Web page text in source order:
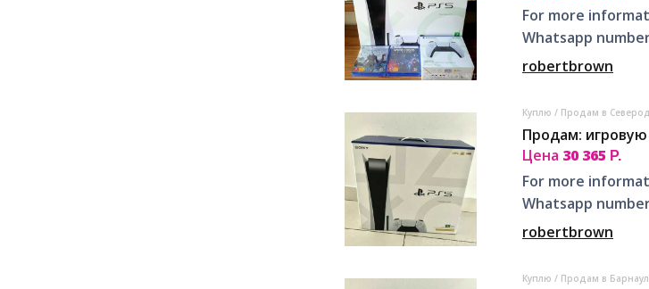
For more
Whatsapp
robertbrown
Куплю / Продам в
Продам: игровую
Цена 30 365 Р.
For more
Whatsapp
robertbrown
Куплю / Продам в